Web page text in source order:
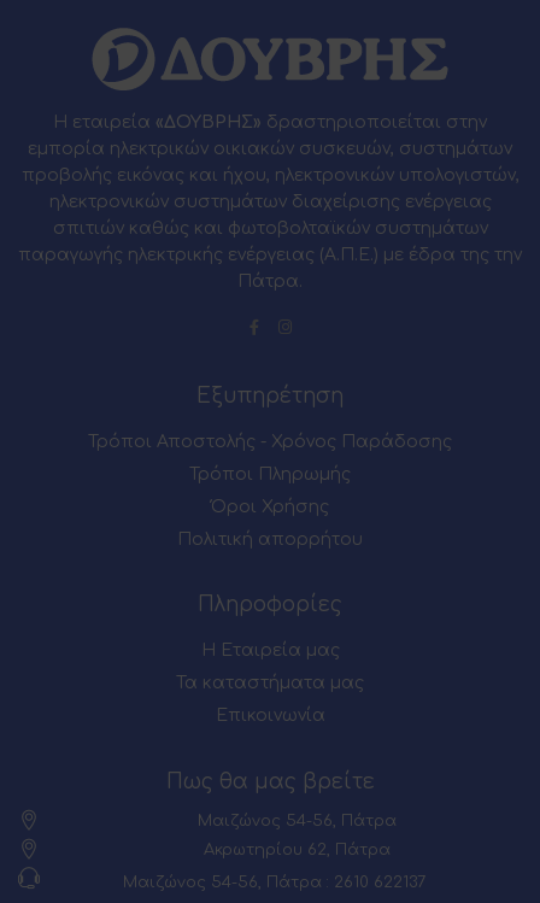
Η εταιρεία «ΔΟΥΒΡΗΣ» δραστηριοποιείται στην
εμπορία ηλεκτρικών οικιακών συσκευών, συστημάτων
προβολής εικόνας και ήχου, ηλεκτρονικών υπολογιστών,
ηλεκτρονικών συστημάτων διαχείρισης ενέργειας
σπιτιών καθώς και φωτοβολταϊκών συστημάτων
παραγωγής ηλεκτρικής ενέργειας (Α.Π.Ε.) με έδρα της την
Πάτρα.
Εξυπηρέτηση
Τρόποι Αποστολής - Χρόνος Παράδοσης
Τρόποι Πληρωμής
Όροι Χρήσης
Πολιτική απορρήτου
Πληροφορίες
Η Εταιρεία μας
Τα καταστήματα μας
Επικοινωνία
Πως θα μας βρείτε
Μαιζώνος 54-56, Πάτρα
Ακρωτηρίου 62, Πάτρα
Μαιζώνος 54-56, Πάτρα : 2610 622137